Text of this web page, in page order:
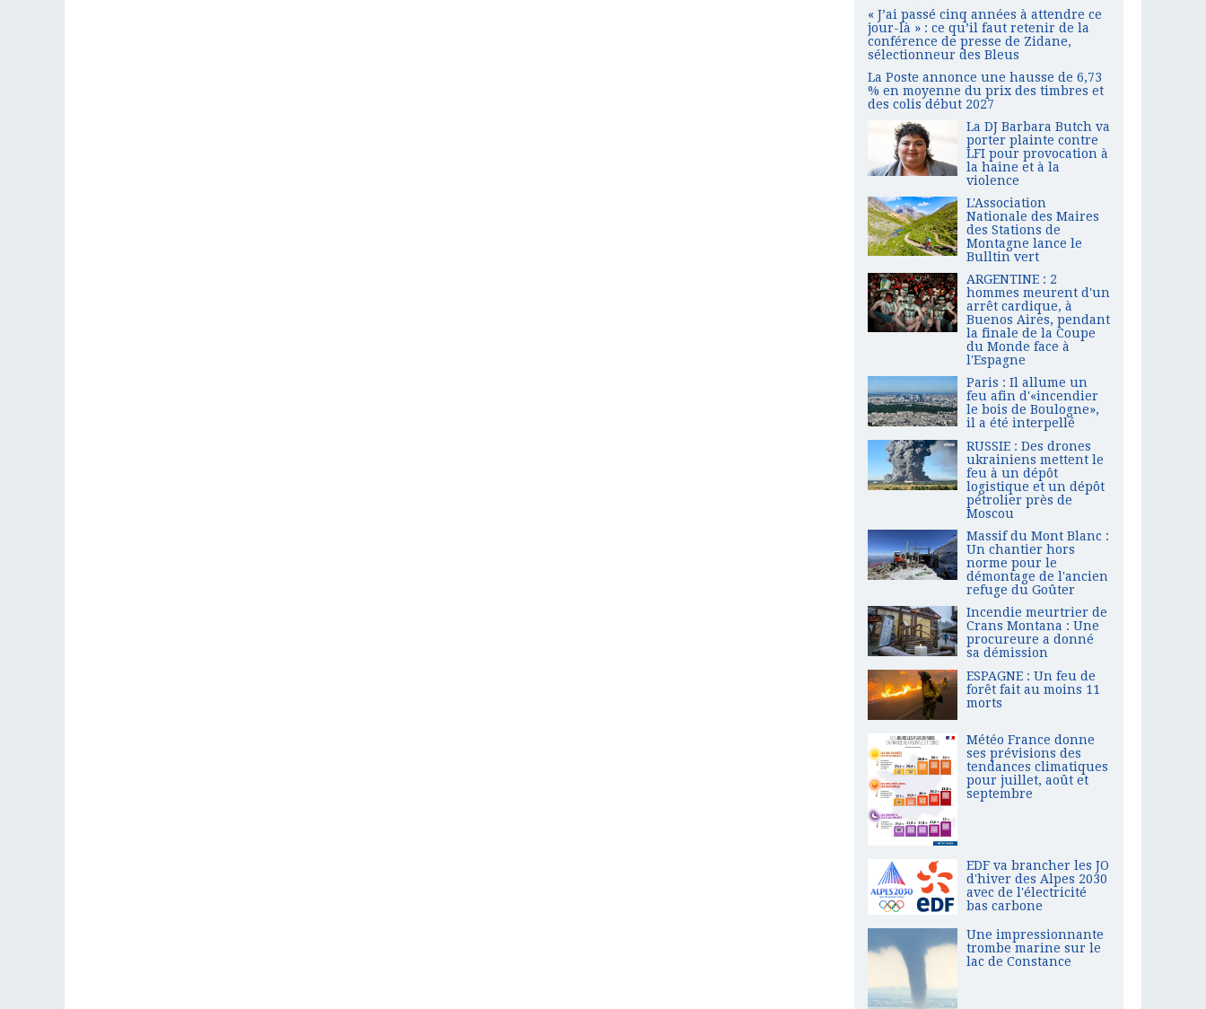
« J’ai passé cinq années à attendre ce
jour-là » : ce qu’il faut retenir de la
conférence de presse de Zidane,
sélectionneur des Bleus
La Poste annonce une hausse de 6,73
% en moyenne du prix des timbres et
des colis début 2027
La DJ Barbara Butch va
porter plainte contre
LFI pour provocation à
la haine et à la
violence
L'Association
Nationale des Maires
des Stations de
Montagne lance le
Bulltin vert
ARGENTINE : 2
hommes meurent d'un
arrêt cardique, à
Buenos Aires, pendant
la finale de la Coupe
du Monde face à
l'Espagne
Paris : Il allume un
feu afin d'«incendier
le bois de Boulogne»,
il a été interpellé
RUSSIE : Des drones
ukrainiens mettent le
feu à un dépôt
logistique et un dépôt
pétrolier près de
Moscou
Massif du Mont Blanc :
Un chantier hors
norme pour le
démontage de l'ancien
refuge du Goûter
Incendie meurtrier de
Crans Montana : Une
procureure a donné
sa démission
ESPAGNE : Un feu de
forêt fait au moins 11
morts
Météo France donne
ses prévisions des
tendances climatiques
pour juillet, août et
septembre
EDF va brancher les JO
d'hiver des Alpes 2030
avec de l'électricité
bas carbone
Une impressionnante
trombe marine sur le
lac de Constance